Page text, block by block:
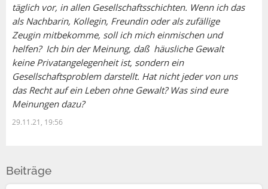
täglich vor, in allen Gesellschaftsschichten. Wenn ich das
als Nachbarin, Kollegin, Freundin oder als zufällige
Zeugin mitbekomme, soll ich mich einmischen und
helfen? Ich bin der Meinung, daß häusliche Gewalt
keine Privatangelegenheit ist, sondern ein
Gesellschaftsproblem darstellt. Hat nicht jeder von uns
das Recht auf ein Leben ohne Gewalt? Was sind eure
Meinungen dazu?
29.11.21, 19:56
Beiträge
AV (17.12.2021 19:57):
Michael (17.12.2021 19:40):
Jeder Mord ist einer zuviel aber das Thema wird
schon etwas hochgespielt. Bereits 2017 hatten
wir 36 Frauenmorde, 2018 sogar 41 und 2019
waren es 39.
Zum Vergleich:
Krieg